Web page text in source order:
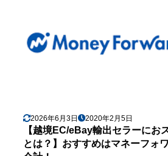
2026年6月3日 2020年2月5日
【越境EC/eBay輸出セラーにお
とは？】おすすめはマネーフォ